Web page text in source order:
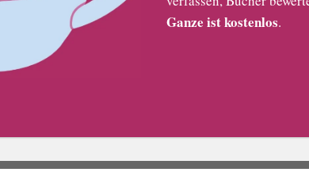
Ganze ist kostenlos.